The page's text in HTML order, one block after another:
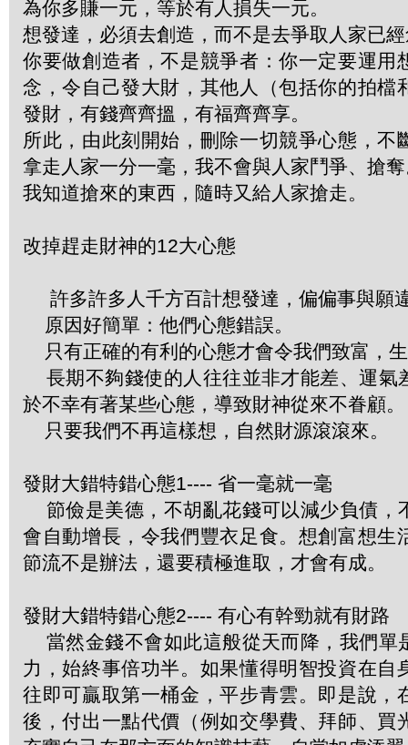
為你多賺一元，等於有人損失一元。
想發達，必須去創造，而不是去爭取人家已
你要做創造者，不是競爭者：你一定要運用
念，令自己發大財，其他人（包括你的拍檔
發財，有錢齊齊搵，有福齊齊享。
所此，由此刻開始，刪除一切競爭心態，不
拿走人家一分一毫，我不會與人家鬥爭、搶
我知道搶來的東西，隨時又給人家搶走。
改掉趕走財神的12大心態
許多許多人千方百計想發達，偏偏事與願
原因好簡單：他們心態錯誤。
只有正確的有利的心態才會令我們致富，
長期不夠錢使的人往往並非才能差、運氣
於不幸有著某些心態，導致財神從來不眷顧。
只要我們不再這樣想，自然財源滾滾來。
發財大錯特錯心態1---- 省一毫就一毫
節儉是美德，不胡亂花錢可以減少負債，
會自動增長，令我們豐衣足食。想創富想生
節流不是辦法，還要積極進取，才會有成。
發財大錯特錯心態2---- 有心有幹勁就有財路
當然金錢不會如此這般從天而降，我們單
力，始終事倍功半。如果懂得明智投資在自
往即可贏取第一桶金，平步青雲。即是說，
後，付出一點代價（例如交學費、拜師、買